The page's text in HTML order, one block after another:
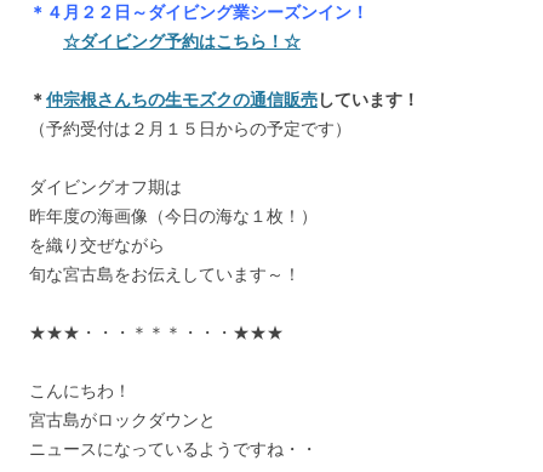
＊４月２２日～ダイビング業シーズンイン！
☆ダイビング予約はこちら！☆
＊仲宗根さんちの生モズクの通信販売しています！
（予約受付は２月１５日からの予定です）
ダイビングオフ期は
昨年度の海画像（今日の海な１枚！）
を織り交ぜながら
旬な宮古島をお伝えしています～！
★★★・・・＊＊＊・・・★★★
こんにちわ！
宮古島がロックダウンと
ニュースになっているようですね・・